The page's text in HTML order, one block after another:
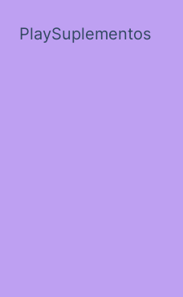
PlaySuplementos